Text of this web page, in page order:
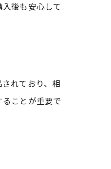
後も安心して
れており、相
ことが重要で